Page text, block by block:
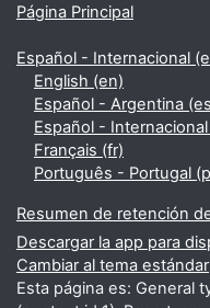
Página Principal
Español - Internacional
English ‎(en)‎
Español - Argentina
Español -
Français ‎(fr)‎
Português - Portugal
Resumen de retención
Descargar la app para
Cambiar al tema estándar
Esta página es: General